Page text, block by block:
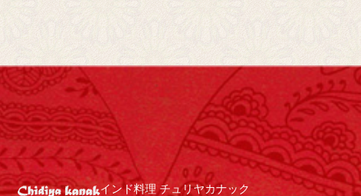
インド料理 チュリヤカナック